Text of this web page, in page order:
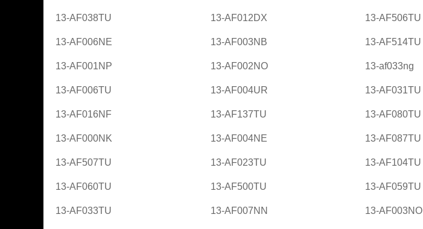
13-AF038TU 13-AF012DX 13-AF506TU
13-AF006NE 13-AF003NB 13-AF514TU
13-AF001NP 13-AF002NO 13-af033ng
13-AF006TU 13-AF004UR 13-AF031TU
13-AF016NF 13-AF137TU 13-AF080TU
13-AF000NK 13-AF004NE 13-AF087TU
13-AF507TU 13-AF023TU 13-AF104TU
13-AF060TU 13-AF500TU 13-AF059TU
13-AF033TU 13-AF007NN 13-AF003NO